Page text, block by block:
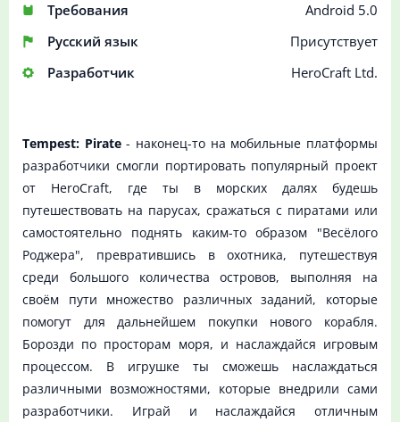
Требования
Android 5.0
Русский язык
Присутствует
Разработчик
HeroCraft Ltd.
Tempest: Pirate- наконец-то на мобильные платформы
разработчики смогли портировать популярный проект
от HeroCraft, где ты в морских далях будешь
путешествовать на парусах, сражаться с пиратами или
самостоятельно поднять каким-то образом "Весёлого
Роджера", превратившись в охотника, путешествуя
среди большого количества островов, выполняя на
своём пути множество различных заданий, которые
помогут для дальнейшем покупки нового корабля.
Борозди по просторам моря, и наслаждайся игровым
процессом. В игрушке ты сможешь наслаждаться
различными возможностями, которые внедрили сами
разработчики. Играй и наслаждайся отличным